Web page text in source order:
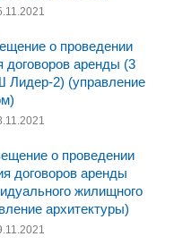
о проведении
договоров аренды (3
2) (управление
о проведении
договоров аренды
жилищного
архитектуры)